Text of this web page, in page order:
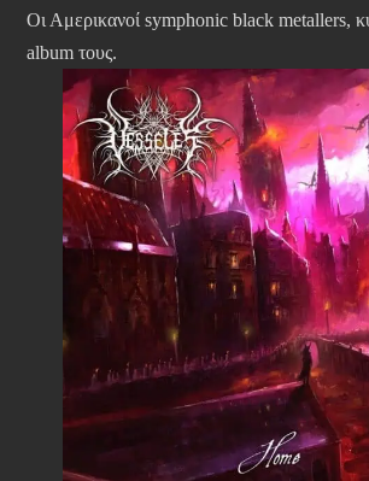
Οι Αμερικανοί symphonic black metallers,
album τους.